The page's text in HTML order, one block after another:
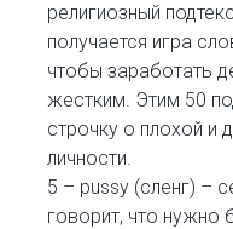
религиозный
получается игра
чтобы заработать
жестким. Этим 50
строчку о плохой и
личности.
5 – pussy (сленг) –
говорит, что нужно